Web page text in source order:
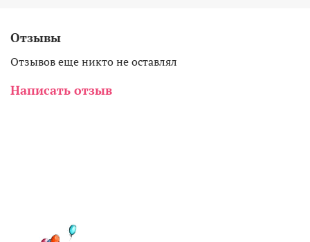
Отзывы
Отзывов еще никто не оставлял
Написать отзыв